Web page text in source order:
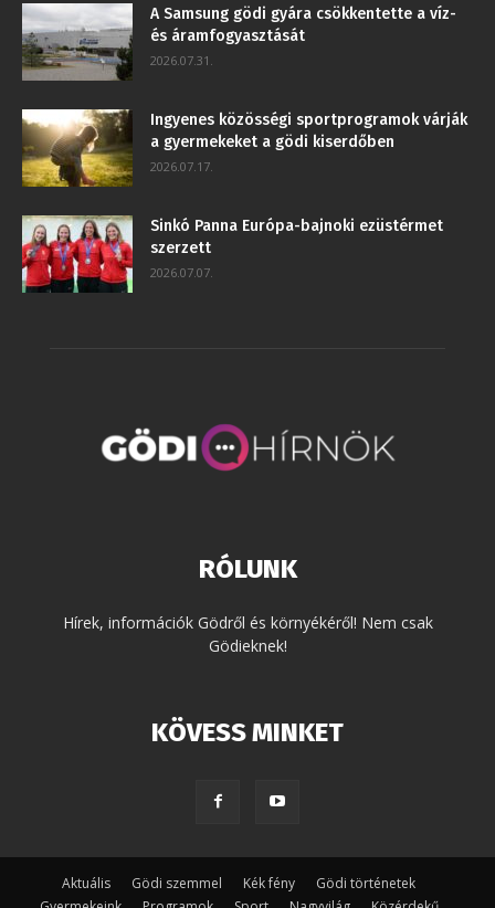
A Samsung gödi gyára csökkentette a víz-
és áramfogyasztását
2026.07.31.
Ingyenes közösségi sportprogramok várják
a gyermekeket a gödi kiserdőben
2026.07.17.
Sinkó Panna Európa-bajnoki ezüstérmet
szerzett
2026.07.07.
RÓLUNK
Hírek, információk Gödről és környékéről! Nem csak
Gödieknek!
KÖVESS MINKET
Aktuális Gödi szemmel Kék fény
Gödi történetek